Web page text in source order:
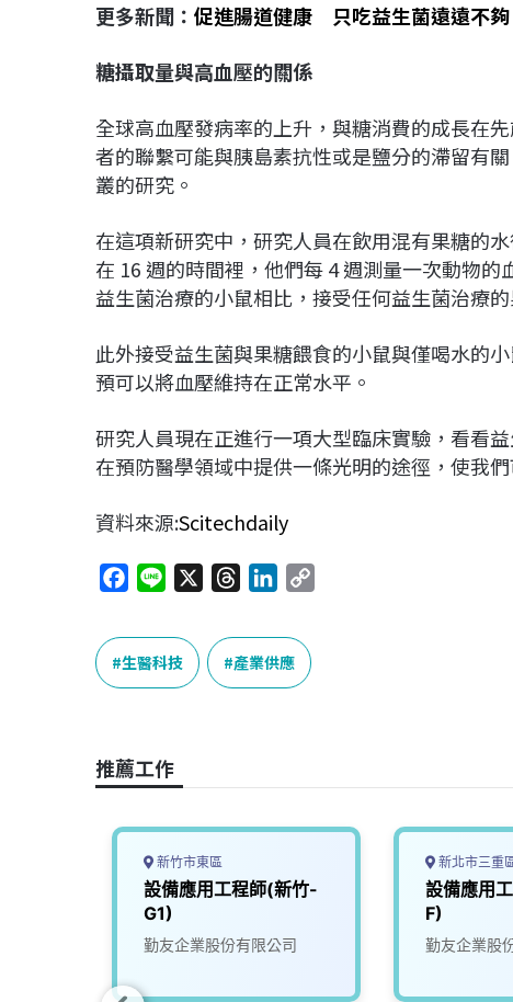
更多新聞： 促進腸道健康 只吃益生菌遠遠不夠
糖攝取量與高血壓的關係
全球高血壓發病率的上升，與糖消費的成長在
者的聯繫可能與胰島素抗性或是鹽分的滯留有
叢的研究。
在這項新研究中，研究人員在飲用混有果糖的
在 16 週的時間裡，他們每 4 週測量一次動物
益生菌治療的小鼠相比，接受任何益生菌治療
此外接受益生菌與果糖餵食的小鼠與僅喝水的
預可以將血壓維持在正常水平。
研究人員現在正進行一項大型臨床實驗，看看
在預防醫學領域中提供一條光明的途徑，使我
資料來源:Scitechdaily
c
e
b
k
n
e
r
e
a
n
k
e
生醫科技 產業供應
推薦工作
新竹市東區
設備應用工程師(新竹-
G1)
勤友企業股份有限公司
新北市三重
設備應用
F)
勤友企業股